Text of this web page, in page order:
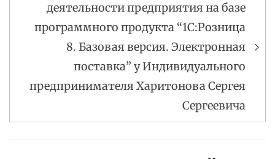
деятельности предприятия на базе
программного продукта “1С:Розница
8. Базовая версия. Электронная
поставка” у Индивидуального
предпринимателя Харитонова Сергея
Сергеевича